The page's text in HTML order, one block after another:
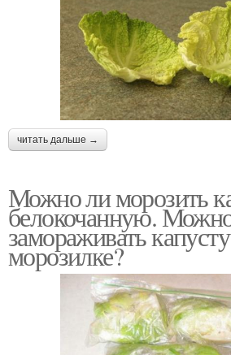
читать дальше →
Можно ли морозить
белокочанную.
замораживать
морозилке?